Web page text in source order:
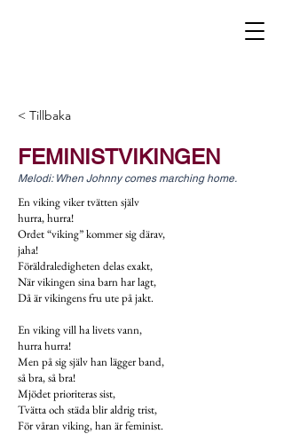
< Tillbaka
FEMINISTVIKINGEN
Melodi: When Johnny comes marching home.
En viking viker tvätten själv
hurra, hurra!
Ordet “viking” kommer sig därav,
jaha!
Föräldraledigheten delas exakt,
När vikingen sina barn har lagt,
Då är vikingens fru ute på jakt.
En viking vill ha livets vann,
hurra hurra!
Men på sig själv han lägger band,
så bra, så bra!
Mjödet prioriteras sist,
Tvätta och städa blir aldrig trist,
För våran viking, han är feminist.